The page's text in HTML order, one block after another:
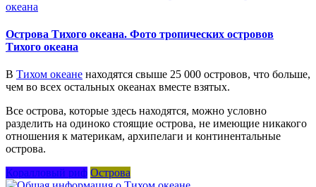
Острова Тихого океана. Фото тропических островов
Тихого океана
В Тихом океане находятся свыше 25 000 островов, что больше,
чем во всех остальных океанах вместе взятых.
Все острова, которые здесь находятся, можно условно
разделить на одиноко стоящие острова, не имеющие никакого
отношения к материкам, архипелаги и континентальные
острова.
Коралловый риф Острова